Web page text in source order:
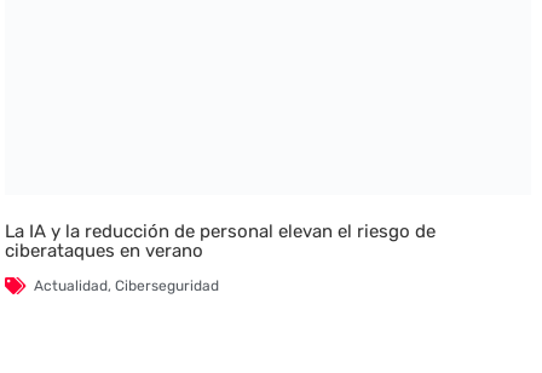
La IA y la reducción de personal elevan el riesgo de
ciberataques en verano
Actualidad,Ciberseguridad